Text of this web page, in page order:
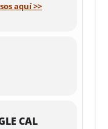
aquí >>
CAL